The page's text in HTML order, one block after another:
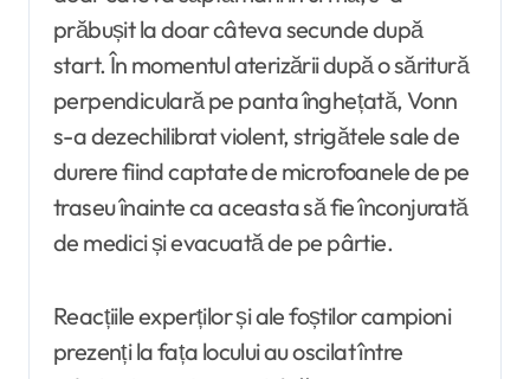
prăbușit la doar câteva secunde după
start. În momentul aterizării după o săritură
perpendiculară pe panta înghețată, Vonn
s-a dezechilibrat violent, strigătele sale de
durere fiind captate de microfoanele de pe
traseu înainte ca aceasta să fie înconjurată
de medici și evacuată de pe pârtie.
Reacțiile experților și ale foștilor campioni
prezenți la fața locului au oscilat între